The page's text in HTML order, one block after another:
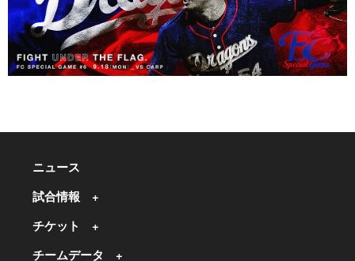
ニュース
試合情報
チケット
チームデータ